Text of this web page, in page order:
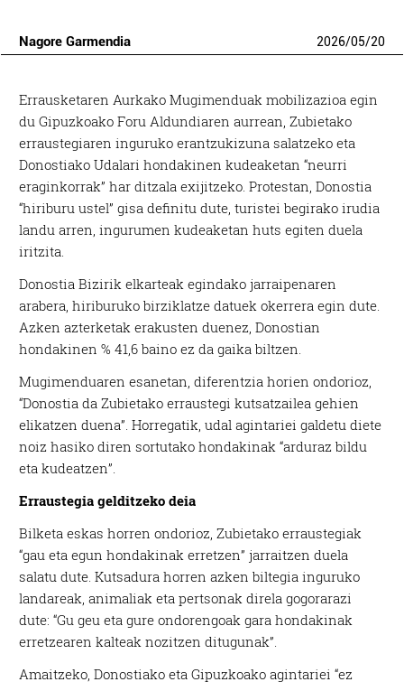
Nagore Garmendia 2026/05/20
Errausketaren Aurkako Mugimenduak mobilizazioa egin
du Gipuzkoako Foru Aldundiaren aurrean, Zubietako
erraustegiaren inguruko erantzukizuna salatzeko eta
Donostiako Udalari hondakinen kudeaketan “neurri
eraginkorrak” har ditzala exijitzeko. Protestan, Donostia
“hiriburu ustel” gisa definitu dute, turistei begirako irudia
landu arren, ingurumen kudeaketan huts egiten duela
iritzita.
Donostia Bizirik elkarteak egindako jarraipenaren
arabera, hiriburuko birziklatze datuek okerrera egin dute.
Azken azterketak erakusten duenez, Donostian
hondakinen % 41,6 baino ez da gaika biltzen.
Mugimenduaren esanetan, diferentzia horien ondorioz,
“Donostia da Zubietako erraustegi kutsatzailea gehien
elikatzen duena”. Horregatik, udal agintariei galdetu diete
noiz hasiko diren sortutako hondakinak “arduraz bildu
eta kudeatzen”.
Erraustegia gelditzeko deia
Bilketa eskas horren ondorioz, Zubietako erraustegiak
“gau eta egun hondakinak erretzen” jarraitzen duela
salatu dute. Kutsadura horren azken biltegia inguruko
landareak, animaliak eta pertsonak direla gogorarazi
dute: “Gu geu eta gure ondorengoak gara hondakinak
erretzearen kalteak nozitzen ditugunak”.
Amaitzeko, Donostiako eta Gipuzkoako agintariei “ez